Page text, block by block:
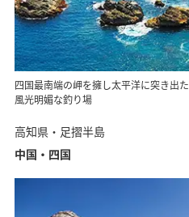
四国最南端の岬を擁し太平洋に突き出た
風光明媚な釣り場
高知県・足摺半島
中国・四国